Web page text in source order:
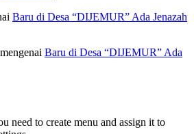
Baru di Desa “DIJEMUR” Ada Jenazah
mengenai Baru di Desa “DIJEMUR” Ada
need to create menu and assign it to